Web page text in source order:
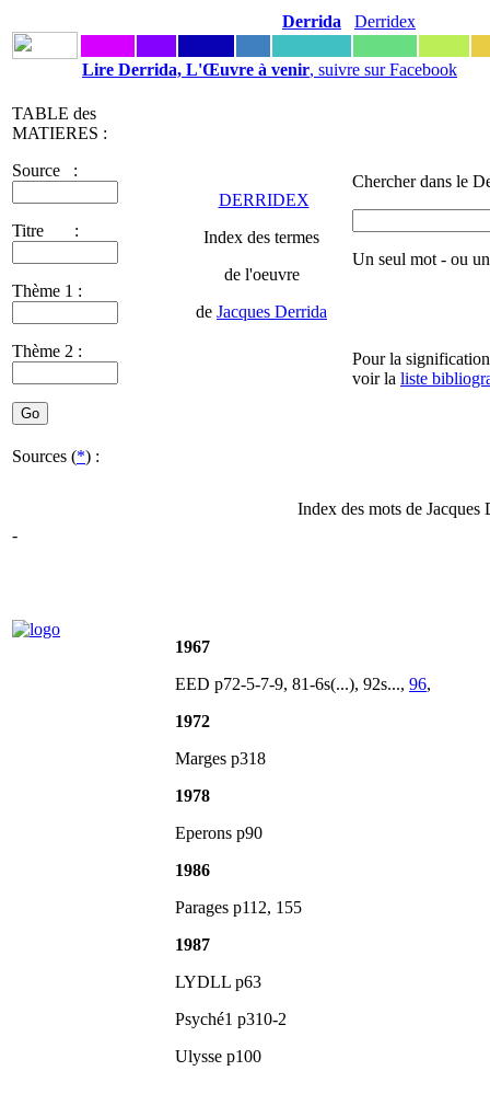
Derrida Derridex
Lire Derrida, L'Œuvre à venir, suivre sur Facebook
TABLE des
MATIERES :
Source :
Titre :
Thème 1 :
Thème 2 :
DERRIDEX
Index des termes
de l'oeuvre
de Jacques Derrida
Chercher dans le
Un seul mot - ou
Pour la
voir la liste
Sources (*) :
-
Index des mots de
1967
EED p72-5-7-9, 81-6s(...), 92s..., 96,
1972
Marges p318
1978
Eperons p90
1986
Parages p112, 155
1987
LYDLL p63
Psyché1 p310-2
Ulysse p100